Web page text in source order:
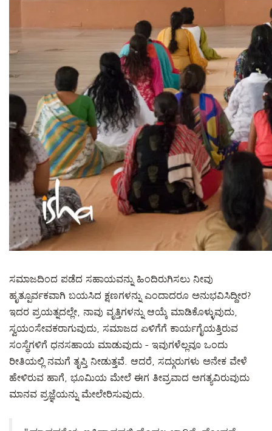
ಸಮಾಜದಿಂದ ಪಡೆದ ಸಹಾಯವನ್ನು ಹಿಂದಿರುಗಿಸಲು ನೀವು
ಹೃತ್ಪೂರ್ವಕವಾಗಿ ಬಯಸಿದ ಕ್ಷಣಗಳನ್ನು ಎಂದಾದರೂ ಅನುಭವಿಸಿದ್ದೀರ?
ಇದರ ಪ್ರಯತ್ನದಲ್ಲೇ, ನಾವು ವೃತ್ತಿಗಳನ್ನು ಆಯ್ಕೆ ಮಾಡಿಕೊಳ್ಳುವುದು,
ಸ್ವಯಂಸೇವಕರಾಗುವುದು, ಸಮಾಜದ ಏಳಿಗೆಗೆ ಕಾರ್ಯಗೈಯತ್ತಿರುವ
ಸಂಸ್ಥೆಗಳಿಗೆ ಧನಸಹಾಯ ಮಾಡುವುದು - ಇವುಗಳೆಲ್ಲವೂ ಒಂದು
ರೀತಿಯಲ್ಲಿ ನಮಗೆ ತೃಪ್ತಿ ನೀಡುತ್ತವೆ. ಆದರೆ, ಸದ್ಗುರುಗಳು ಅನೇಕ ವೇಳೆ
ಹೇಳಿರುವ ಹಾಗೆ, ಭೂಮಿಯ ಮೇಲೆ ಈಗ ತೀವ್ರವಾದ ಅಗತ್ಯವಿರುವುದು
ಮಾನವ ಪ್ರಜ್ಞೆಯನ್ನು ಮೇಲೇರಿಸುವುದು.